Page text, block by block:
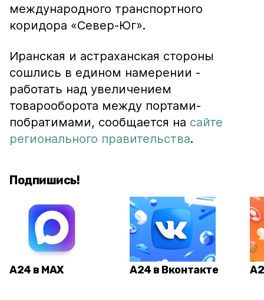
международного транспортного
коридора «Север-Юг».
Иранская и астраханская стороны
сошлись в едином намерении -
работать над увеличением
товарооборота между портами-
побратимами, сообщается на сайте
регионального правительства.
Подпишись!
А24 в MAX А24 в Вконтакте